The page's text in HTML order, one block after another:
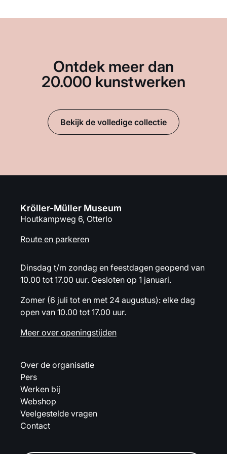
Ontdek meer dan
20.000 kunstwerken
Bekijk de volledige collectie
Kröller-Müller Museum
Houtkampweg 6, Otterlo
Route en parkeren
Dinsdag t/m zondag en feestdagen geopend van
10.00 tot 17.00 uur. Gesloten op 1 januari.
Zomer (6 juli tot en met 24 augustus): elke dag
open van 10.00 tot 17.00 uur.
Meer over openingstijden
Over de organisatie
Pers
Werken bij
Webshop
Veelgestelde vragen
Contact